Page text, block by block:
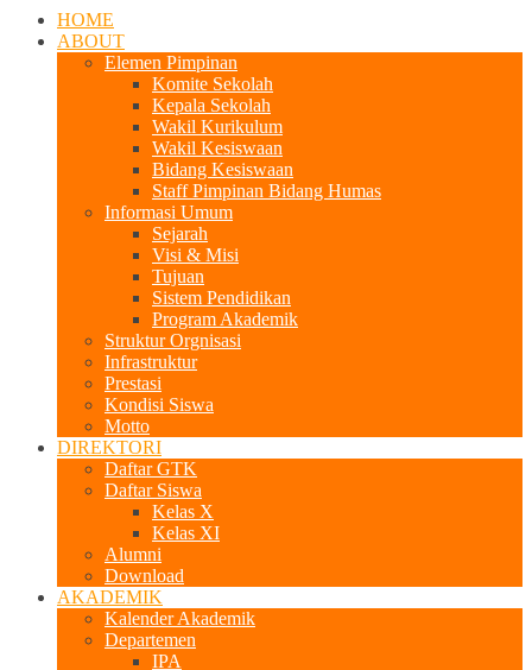
HOME
ABOUT
Elemen Pimpinan
Komite Sekolah
Kepala Sekolah
Wakil Kurikulum
Wakil Kesiswaan
Bidang Kesiswaan
Staff Pimpinan Bidang Humas
Informasi Umum
Sejarah
Visi & Misi
Tujuan
Sistem Pendidikan
Program Akademik
Struktur Orgnisasi
Infrastruktur
Prestasi
Kondisi Siswa
Motto
DIREKTORI
Daftar GTK
Daftar Siswa
Kelas X
Kelas XI
Alumni
Download
AKADEMIK
Kalender Akademik
Departemen
IPA